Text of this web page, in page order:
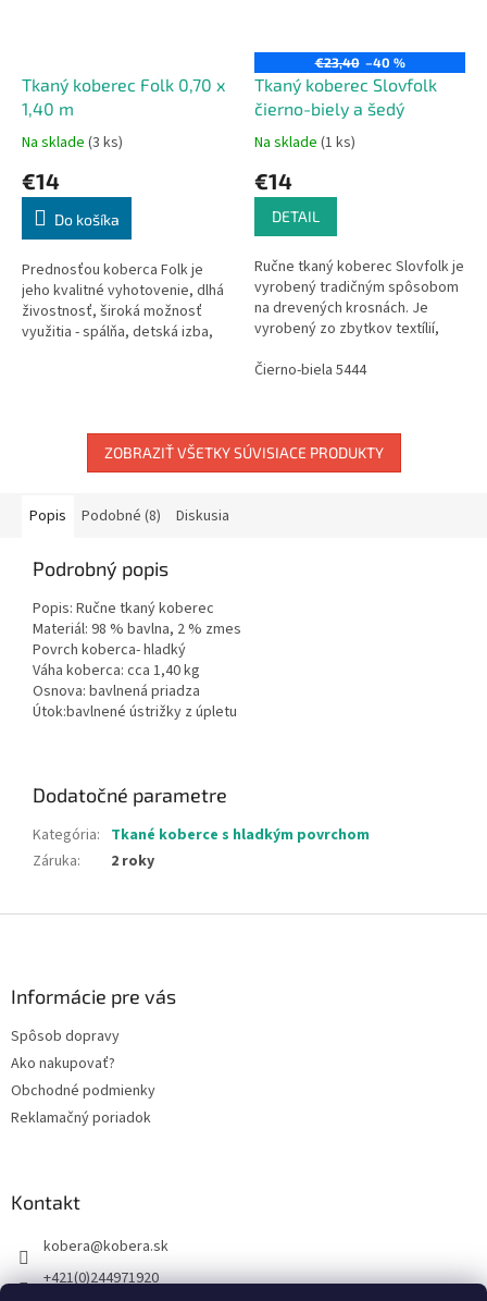
Tkaný koberec Folk 0,70 x
1,40 m
Na sklade (3 ks)
€14
Do košíka
Prednosťou koberca Folk je
jeho kvalitné vyhotovenie, dlhá
živostnosť, široká možnosť
využitia - spálňa, detská izba,
€23,40 –40 %
Tkaný koberec Slovfolk
čierno-biely a šedý
Na sklade (1 ks)
€14
DETAIL
Ručne tkaný koberec Slovfolk je
vyrobený tradičným spôsobom
na drevených krosnách. Je
vyrobený zo zbytkov textílií,
podniku. Nakoľko ide o ručnú...
Čierno-biela 5444
ZOBRAZIŤ VŠETKY SÚVISIACE PRODUKTY
Popis Podobné (8) Diskusia
Podrobný popis
Popis: Ručne tkaný koberec
Materiál: 98 % bavlna, 2 % zmes
Povrch koberca- hladký
Váha koberca: cca 1,40 kg
Osnova: bavlnená priadza
Útok:bavlnené ústrižky z úpletu
Dodatočné parametre
Kategória: Tkané koberce s hladkým povrchom
Záruka: 2 roky
Informácie pre vás
Spôsob dopravy
Ako nakupovať?
Obchodné podmienky
Reklamačný poriadok
Kontakt
kobera@kobera.sk
+421(0)244971920